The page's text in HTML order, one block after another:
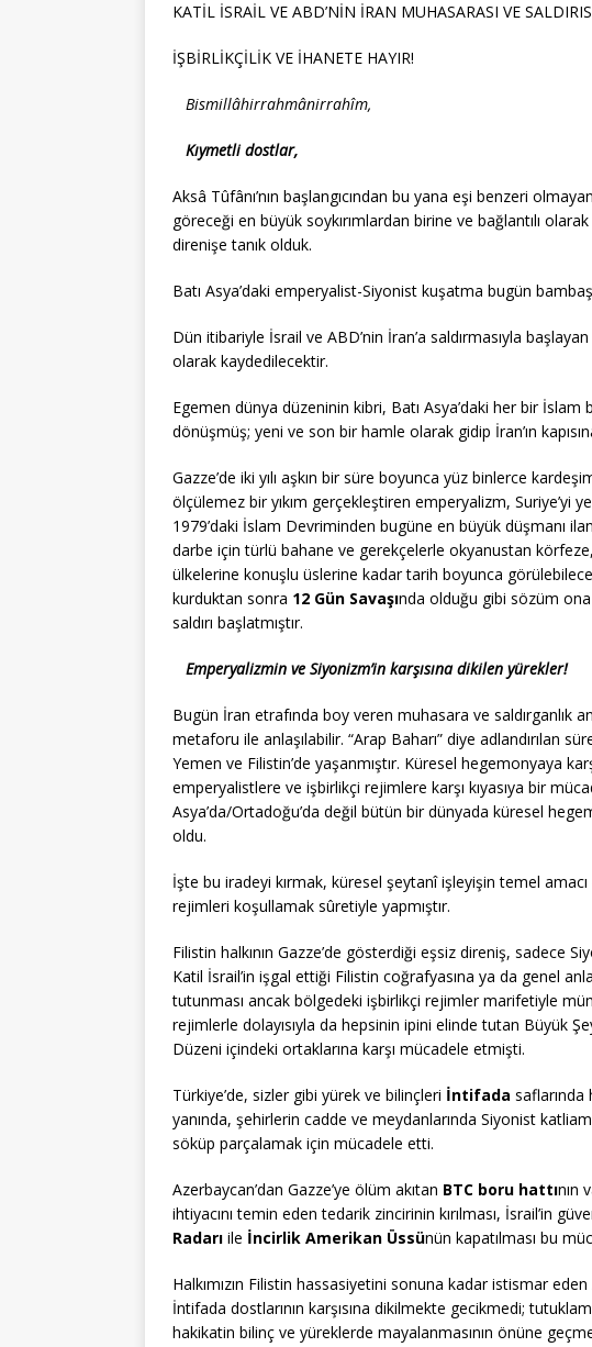
KATİL İSRAİL VE ABD’NİN İRAN MUHASARASI VE
İŞBİRLİKÇİLİK VE İHANETE HAYIR!
Bismillâhirrahmânirrahîm,
Kıymetli dostlar,
Aksâ Tûfânı’nın başlangıcından bu yana eşi benzeri
göreceği en büyük soykırımlardan birine ve bağlantılı
direnişe tanık olduk.
Batı Asya’daki emperyalist-Siyonist kuşatma bugün
Dün itibariyle İsrail ve ABD’nin İran’a saldırmasıyla
olarak kaydedilecektir.
Egemen dünya düzeninin kibri, Batı Asya’daki her bir
dönüşmüş; yeni ve son bir hamle olarak gidip İran’ın
Gazze’de iki yılı aşkın bir süre boyunca yüz binlerce
ölçülemez bir yıkım gerçekleştiren emperyalizm, Suriye’yi
1979’daki İslam Devriminden bugüne en büyük düşmanı
darbe için türlü bahane ve gerekçelerle okyanustan
ülkelerine konuşlu üslerine kadar tarih boyunca
kurduktan sonra 12 Gün Savaşında olduğu gibi sözüm ona
saldırı başlatmıştır.
Emperyalizmin ve Siyonizm’in karşısına dikilen yürekler!
Bugün İran etrafında boy veren muhasara ve saldırganlık
metaforu ile anlaşılabilir. “Arap Baharı” diye adlandırılan
Yemen ve Filistin’de yaşanmıştır. Küresel hegemonyaya
emperyalistlere ve işbirlikçi rejimlere karşı kıyasıya bir
Asya’da/Ortadoğu’da değil bütün bir dünyada küresel
oldu.
İşte bu iradeyi kırmak, küresel şeytanî işleyişin temel
rejimleri koşullamak sûretiyle yapmıştır.
Filistin halkının Gazze’de gösterdiği eşsiz direniş, sadece
Katil İsrail’in işgal ettiği Filistin coğrafyasına ya da genel
tutunması ancak bölgedeki işbirlikçi rejimler marifetiyle
rejimlerle dolayısıyla da hepsinin ipini elinde tutan Büyük
Düzeni içindeki ortaklarına karşı mücadele etmişti.
Türkiye’de, sizler gibi yürek ve bilinçleri İntifada
yanında, şehirlerin cadde ve meydanlarında Siyonist
söküp parçalamak için mücadele etti.
Azerbaycan’dan Gazze’ye ölüm akıtan BTC boru hattının
ihtiyacını temin eden tedarik zincirinin kırılması, İsrail’in
Radarı ile İncirlik Amerikan Üssünün kapatılması bu
Halkımızın Filistin hassasiyetini sonuna kadar istismar
İntifada dostlarının karşısına dikilmekte gecikmedi;
hakikatin bilinç ve yüreklerde mayalanmasının önüne